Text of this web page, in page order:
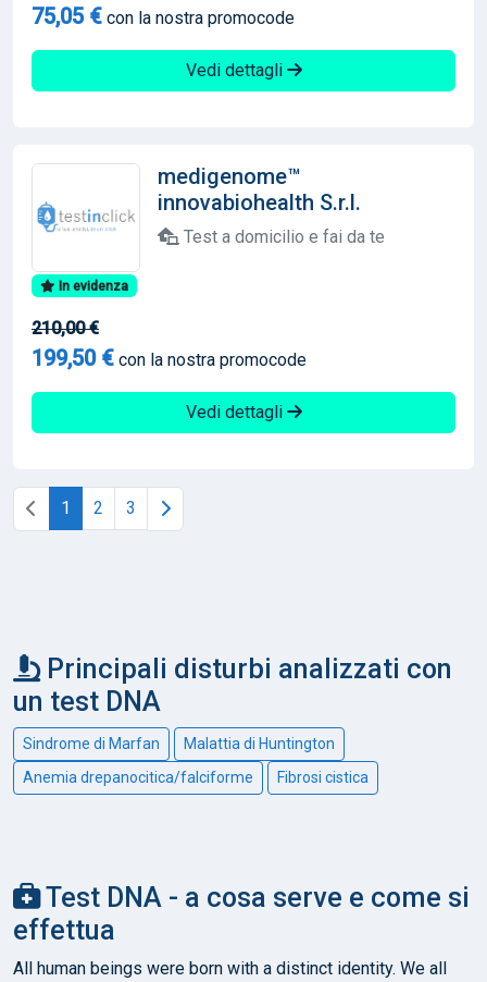
75,05 € con la nostra promocode
Vedi dettagli
medigenome™
innovabiohealth S.r.l.
Test a domicilio e fai da te
In evidenza
210,00 €
199,50 € con la nostra promocode
Vedi dettagli
1 2 3
Principali disturbi analizzati con
un test DNA
Sindrome di Marfan
Malattia di Huntington
Anemia drepanocitica/falciforme
Fibrosi cistica
Test DNA - a cosa serve e come si
effettua
All human beings were born with a distinct identity. We all